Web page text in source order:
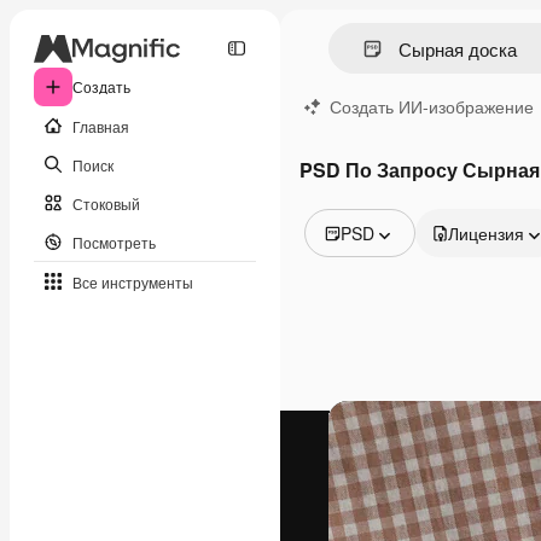
Создать
Главная
Поиск
Стоковый
Посмотреть
Все инструменты
Создать ИИ-изображение
PSD По Запросу
PSD
Видео
Видеоролик
Моушн-дизайн
Видеошаблоны
Иконки
3D-модели
Шрифты
Лицензия